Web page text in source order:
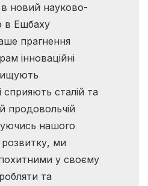
в новий науково-
в Ешбаху
прагнення
інноваційні
сприяють сталій та
продовольчій
нашого
розвитку, ми
у своєму
та